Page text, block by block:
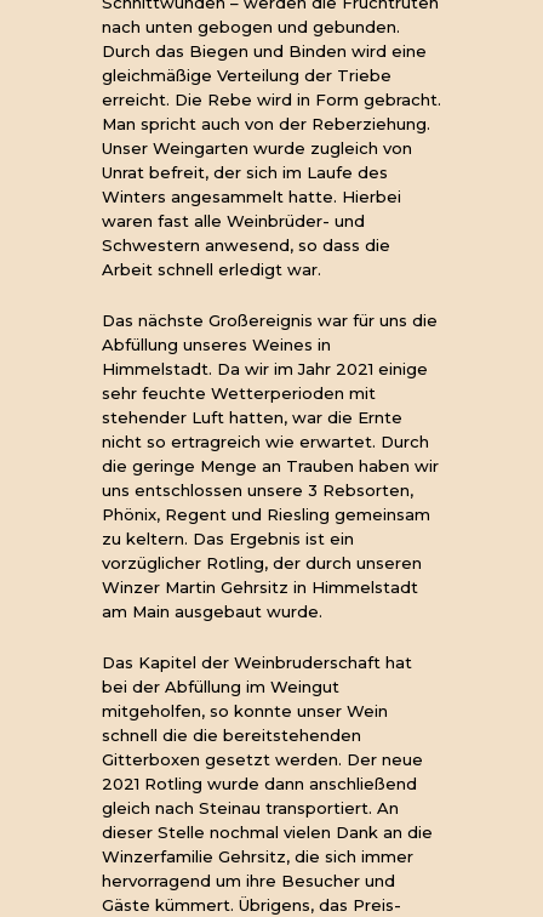
nach unten gebogen und gebunden.
Durch das Biegen und Binden wird eine
gleichmäßige Verteilung der Triebe
erreicht. Die Rebe wird in Form gebracht.
Man spricht auch von der Reberziehung.
Unser Weingarten wurde zugleich von
Unrat befreit, der sich im Laufe des
Winters angesammelt hatte. Hierbei
waren fast alle Weinbrüder- und
Schwestern anwesend, so dass die
Arbeit schnell erledigt war.
Das nächste Großereignis war für uns die
Abfüllung unseres Weines in
Himmelstadt. Da wir im Jahr 2021 einige
sehr feuchte Wetterperioden mit
stehender Luft hatten, war die Ernte
nicht so ertragreich wie erwartet. Durch
die geringe Menge an Trauben haben wir
uns entschlossen unsere 3 Rebsorten,
Phönix, Regent und Riesling gemeinsam
zu keltern. Das Ergebnis ist ein
vorzüglicher Rotling, der durch unseren
Winzer Martin Gehrsitz in Himmelstadt
am Main ausgebaut wurde.
Das Kapitel der Weinbruderschaft hat
bei der Abfüllung im Weingut
mitgeholfen, so konnte unser Wein
schnell die die bereitstehenden
Gitterboxen gesetzt werden. Der neue
2021 Rotling wurde dann anschließend
gleich nach Steinau transportiert. An
dieser Stelle nochmal vielen Dank an die
Winzerfamilie Gehrsitz, die sich immer
hervorragend um ihre Besucher und
Gäste kümmert. Übrigens, das Preis-